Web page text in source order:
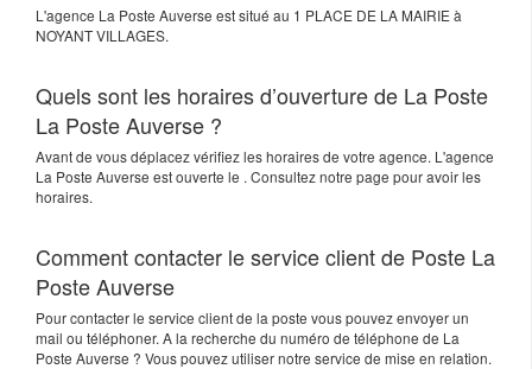
L'agence La Poste Auverse est situé au 1 PLACE DE LA MAIRIE à
NOYANT VILLAGES.
Quels sont les horaires d’ouverture de La Poste
La Poste Auverse ?
Avant de vous déplacez vérifiez les horaires de votre agence. L'agence
La Poste Auverse est ouverte le . Consultez notre page pour avoir les
horaires.
Comment contacter le service client de Poste La
Poste Auverse
Pour contacter le service client de la poste vous pouvez envoyer un
mail ou téléphoner. A la recherche du numéro de téléphone de La
Poste Auverse ? Vous pouvez utiliser notre service de mise en relation.